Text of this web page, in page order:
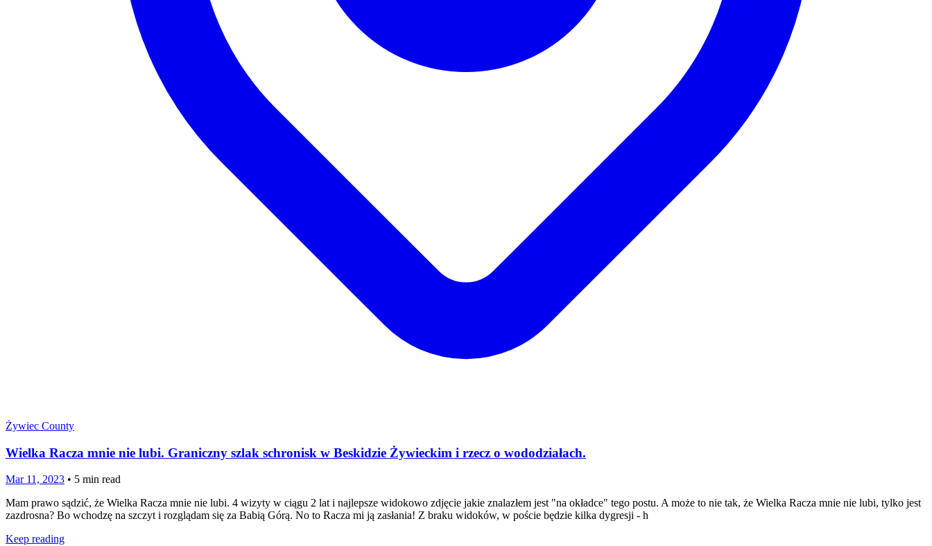
Żywiec County
Wielka Racza mnie nie lubi. Graniczny szlak schronisk w Beskidzie Żywieckim i rzecz o wododziałach.
Mar 11, 2023 • 5 min read
Mam prawo sądzić, że Wielka Racza mnie nie lubi. 4 wizyty w ciągu 2 lat i najlepsze widokowo zdjęcie jakie znalazłem jest "na okładce" tego postu. A może to nie tak, że Wielka Racza mnie nie lubi, tylko jest
zazdrosna? Bo wchodzę na szczyt i rozglądam się za Babią Górą. No to Racza mi ją zasłania! Z braku widoków, w poście będzie kilka dygresji - h
Keep reading